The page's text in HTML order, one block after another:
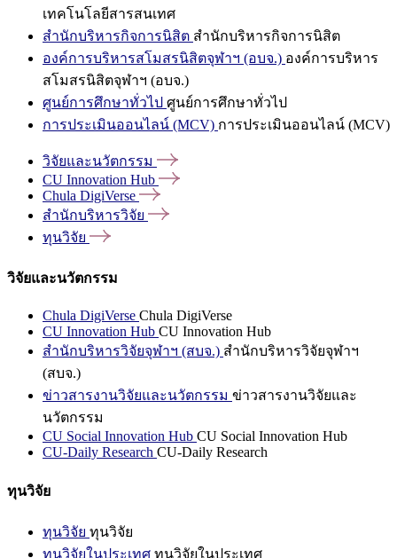
เทคโนโลยีสารสนเทศ
สำนักบริหารกิจการนิสิต สำนักบริหารกิจการนิสิต
องค์การบริหารสโมสรนิสิตจุฬาฯ (อบจ.) องค์การบริหาร
สโมสรนิสิตจุฬาฯ (อบจ.)
ศูนย์การศึกษาทั่วไป ศูนย์การศึกษาทั่วไป
การประเมินออนไลน์ (MCV) การประเมินออนไลน์ (MCV)
วิจัยและนวัตกรรม
CU Innovation Hub
Chula DigiVerse
สำนักบริหารวิจัย
ทุนวิจัย
วิจัยและนวัตกรรม
Chula DigiVerse Chula DigiVerse
CU Innovation Hub CU Innovation Hub
สำนักบริหารวิจัยจุฬาฯ (สบจ.) สำนักบริหารวิจัยจุฬาฯ
(สบจ.)
ข่าวสารงานวิจัยและนวัตกรรม ข่าวสารงานวิจัยและ
นวัตกรรม
CU Social Innovation Hub CU Social Innovation Hub
CU-Daily Research CU-Daily Research
ทุนวิจัย
ทุนวิจัย ทุนวิจัย
ทุนวิจัยในประเทศ ทุนวิจัยในประเทศ